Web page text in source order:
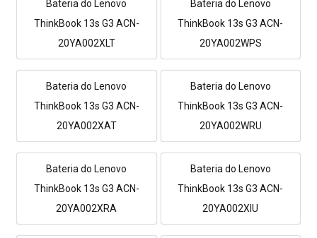
Bateria do Lenovo
ThinkBook 13s G3 ACN-
20YA002XLT
Bateria do Lenovo
ThinkBook 13s G3 ACN-
20YA002WPS
Bateria do Lenovo
ThinkBook 13s G3 ACN-
20YA002XAT
Bateria do Lenovo
ThinkBook 13s G3 ACN-
20YA002WRU
Bateria do Lenovo
ThinkBook 13s G3 ACN-
20YA002XRA
Bateria do Lenovo
ThinkBook 13s G3 ACN-
20YA002XIU